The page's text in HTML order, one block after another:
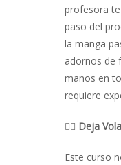
profesora
paso del
la manga
adornos de
manos en
requiere
🧙‍♀️ Deja
Este curso